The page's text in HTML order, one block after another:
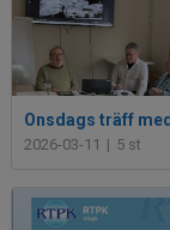
2026-03-11 | 5 st